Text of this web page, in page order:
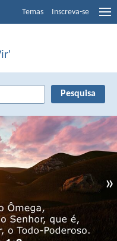
Temas Inscreva-se
»